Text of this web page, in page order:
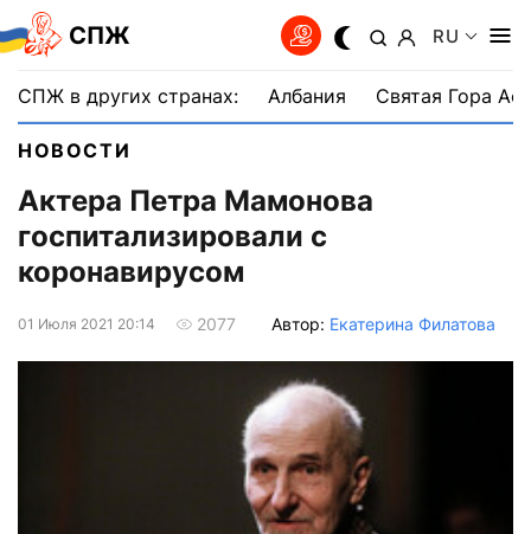
СПЖ RU
СПЖ в других странах: Албания Святая Гора
НОВОСТИ
Актера Петра Мамонова
госпитализировали с
коронавирусом
01 Июля 2021 20:14 2077 Автор: Екатерина Филатова